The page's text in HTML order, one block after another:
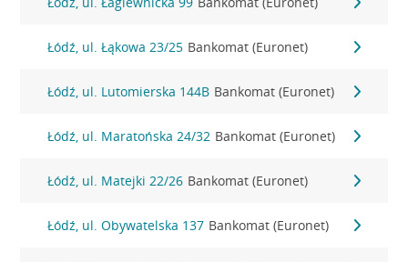
Łódź, ul. Łąkowa 23/25 Bankomat (Euronet)
Łódź, ul. Lutomierska 144B Bankomat (Euronet)
Łódź, ul. Maratońska 24/32 Bankomat (Euronet)
Łódź, ul. Matejki 22/26 Bankomat (Euronet)
Łódź, ul. Obywatelska 137 Bankomat (Euronet)